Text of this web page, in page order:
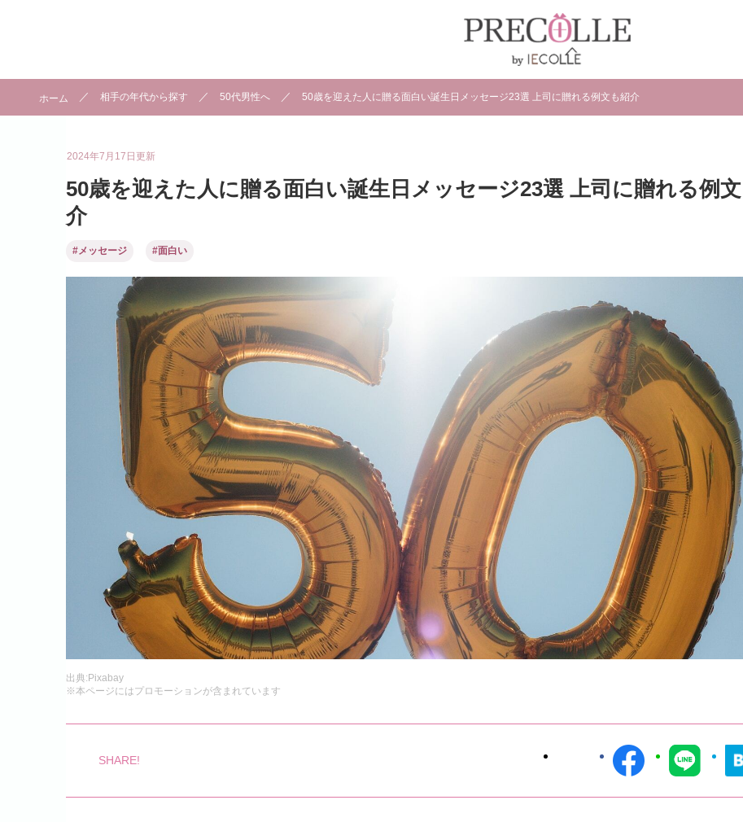
ホーム 相手の年代から探す 50代男性へ 50歳を迎えた人に贈る面白い誕生日メッセージ23選 上司に贈れる例文も紹介
2024年7月17日更新
50歳を迎えた人に贈る面白い誕生日メッセージ23選 上司に贈れる例
介
#メッセージ #面白い
出典:Pixabay
※本ページにはプロモーションが含まれています